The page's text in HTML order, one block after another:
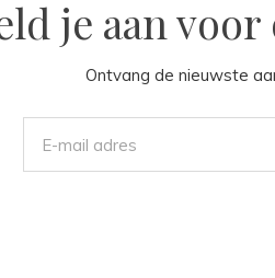
je aan
Ontvang de nieuwste